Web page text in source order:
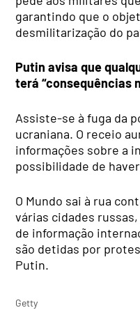
garantindo que o
desmilitarização do
Putin avisa que
terá “consequências
Assiste-se à fuga da
ucraniana. O receio
informações sobre a
possibilidade de
O Mundo sai à rua
várias cidades
de informação
são detidas por
Putin.
Getty